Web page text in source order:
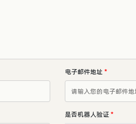
电子邮件地址 *
是否机器人验证 *